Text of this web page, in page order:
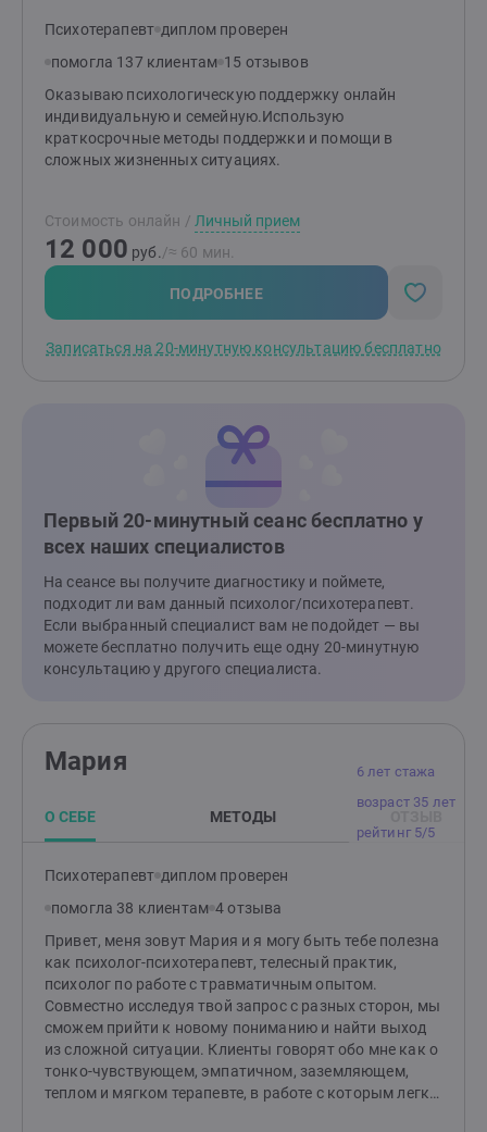
Психотерапевт диплом проверен
помогла 137 клиентам 15 отзывов
Оказываю психологическую поддержку онлайн
индивидуальную и семейную.Использую
краткосрочные методы поддержки и помощи в
сложных жизненных ситуациях.
Стоимость онлайн / Личный прием
12 000 руб./≈ 60 мин.
ПОДРОБНЕЕ
Записаться на 20-минутную консультацию бесплатно
Первый 20-минутный сеанс бесплатно у
всех наших специалистов
На сеансе вы получите диагностику и поймете,
подходит ли вам данный психолог/психотерапевт.
Если выбранный специалист вам не подойдет — вы
можете бесплатно получить еще одну 20-минутную
консультацию у другого специалиста.
6 лет стажа
возраст 35 лет
рейтинг 5/5
Мария
О СЕБЕ МЕТОДЫ
Психотерапевт диплом проверен
помогла 38 клиентам 4 отзыва
Привет, меня зовут Мария и я могу быть тебе полезна
как психолог-психотерапевт, телесный практик,
психолог по работе с травматичным опытом.
Совместно исследуя твой запрос с разных сторон, мы
сможем прийти к новому пониманию и найти выход
из сложной ситуации. Клиенты говорят обо мне как о
тонко-чувствующем, эмпатичном, заземляющем,
теплом и мягком терапевте, в работе с которым легко